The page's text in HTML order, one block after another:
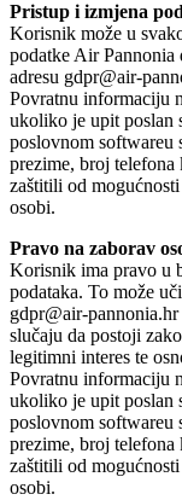
Pristup i izmjena
Korisnik može u
podatke Air Pannonia
adresu gdpr@air-
Povratnu informaciju
ukoliko je upit poslan
poslovnom softwareu
prezime, broj
zaštitili od
osobi.
Pravo na zaborav
Korisnik ima pravo u
podataka. To može
gdpr@air-
slučaju da postoji
legitimni interes te
Povratnu informaciju
ukoliko je upit poslan
poslovnom softwareu
prezime, broj
zaštitili od
osobi.